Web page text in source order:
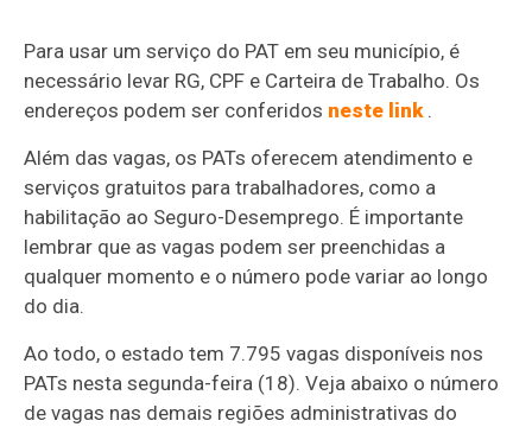
Para usar um serviço do PAT em seu município, é
necessário levar RG, CPF e Carteira de Trabalho. Os
endereços podem ser conferidos neste link.
Além das vagas, os PATs oferecem atendimento e
serviços gratuitos para trabalhadores, como a
habilitação ao Seguro-Desemprego. É importante
lembrar que as vagas podem ser preenchidas a
qualquer momento e o número pode variar ao longo
do dia.
Ao todo, o estado tem 7.795 vagas disponíveis nos
PATs nesta segunda-feira (18). Veja abaixo o número
de vagas nas demais regiões administrativas do